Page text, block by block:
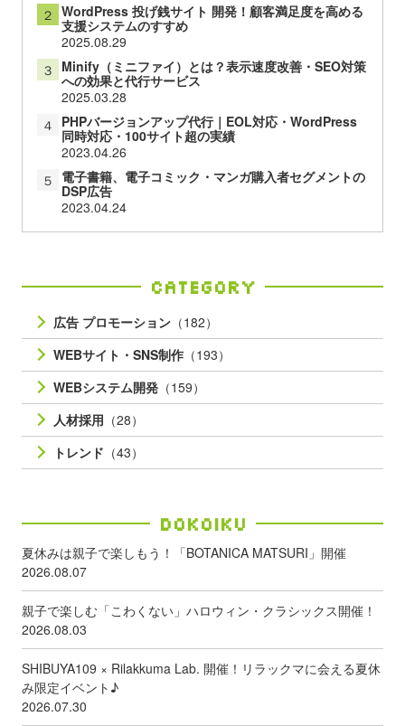
２ WordPress 投げ銭サイト 開発！顧客満足度を高める
支援システムのすすめ
2025.08.29
３ Minify（ミニファイ）とは？表示速度改善・SEO対策
への効果と代行サービス
2025.03.28
４ PHPバージョンアップ代行｜EOL対応・WordPress
同時対応・100サイト超の実績
2023.04.26
５ 電子書籍、電子コミック・マンガ購入者セグメントの
DSP広告
2023.04.24
Category
広告 プロモーション （182）
WEBサイト・SNS制作 （193）
WEBシステム開発 （159）
人材採用 （28）
トレンド （43）
Dokoiku
夏休みは親子で楽しもう！「BOTANICA MATSURI」開催
2026.08.07
親子で楽しむ「こわくない」ハロウィン・クラシックス開催！
2026.08.03
SHIBUYA109 × Rilakkuma Lab. 開催！リラックマに会える夏休
み限定イベント♪
2026.07.30